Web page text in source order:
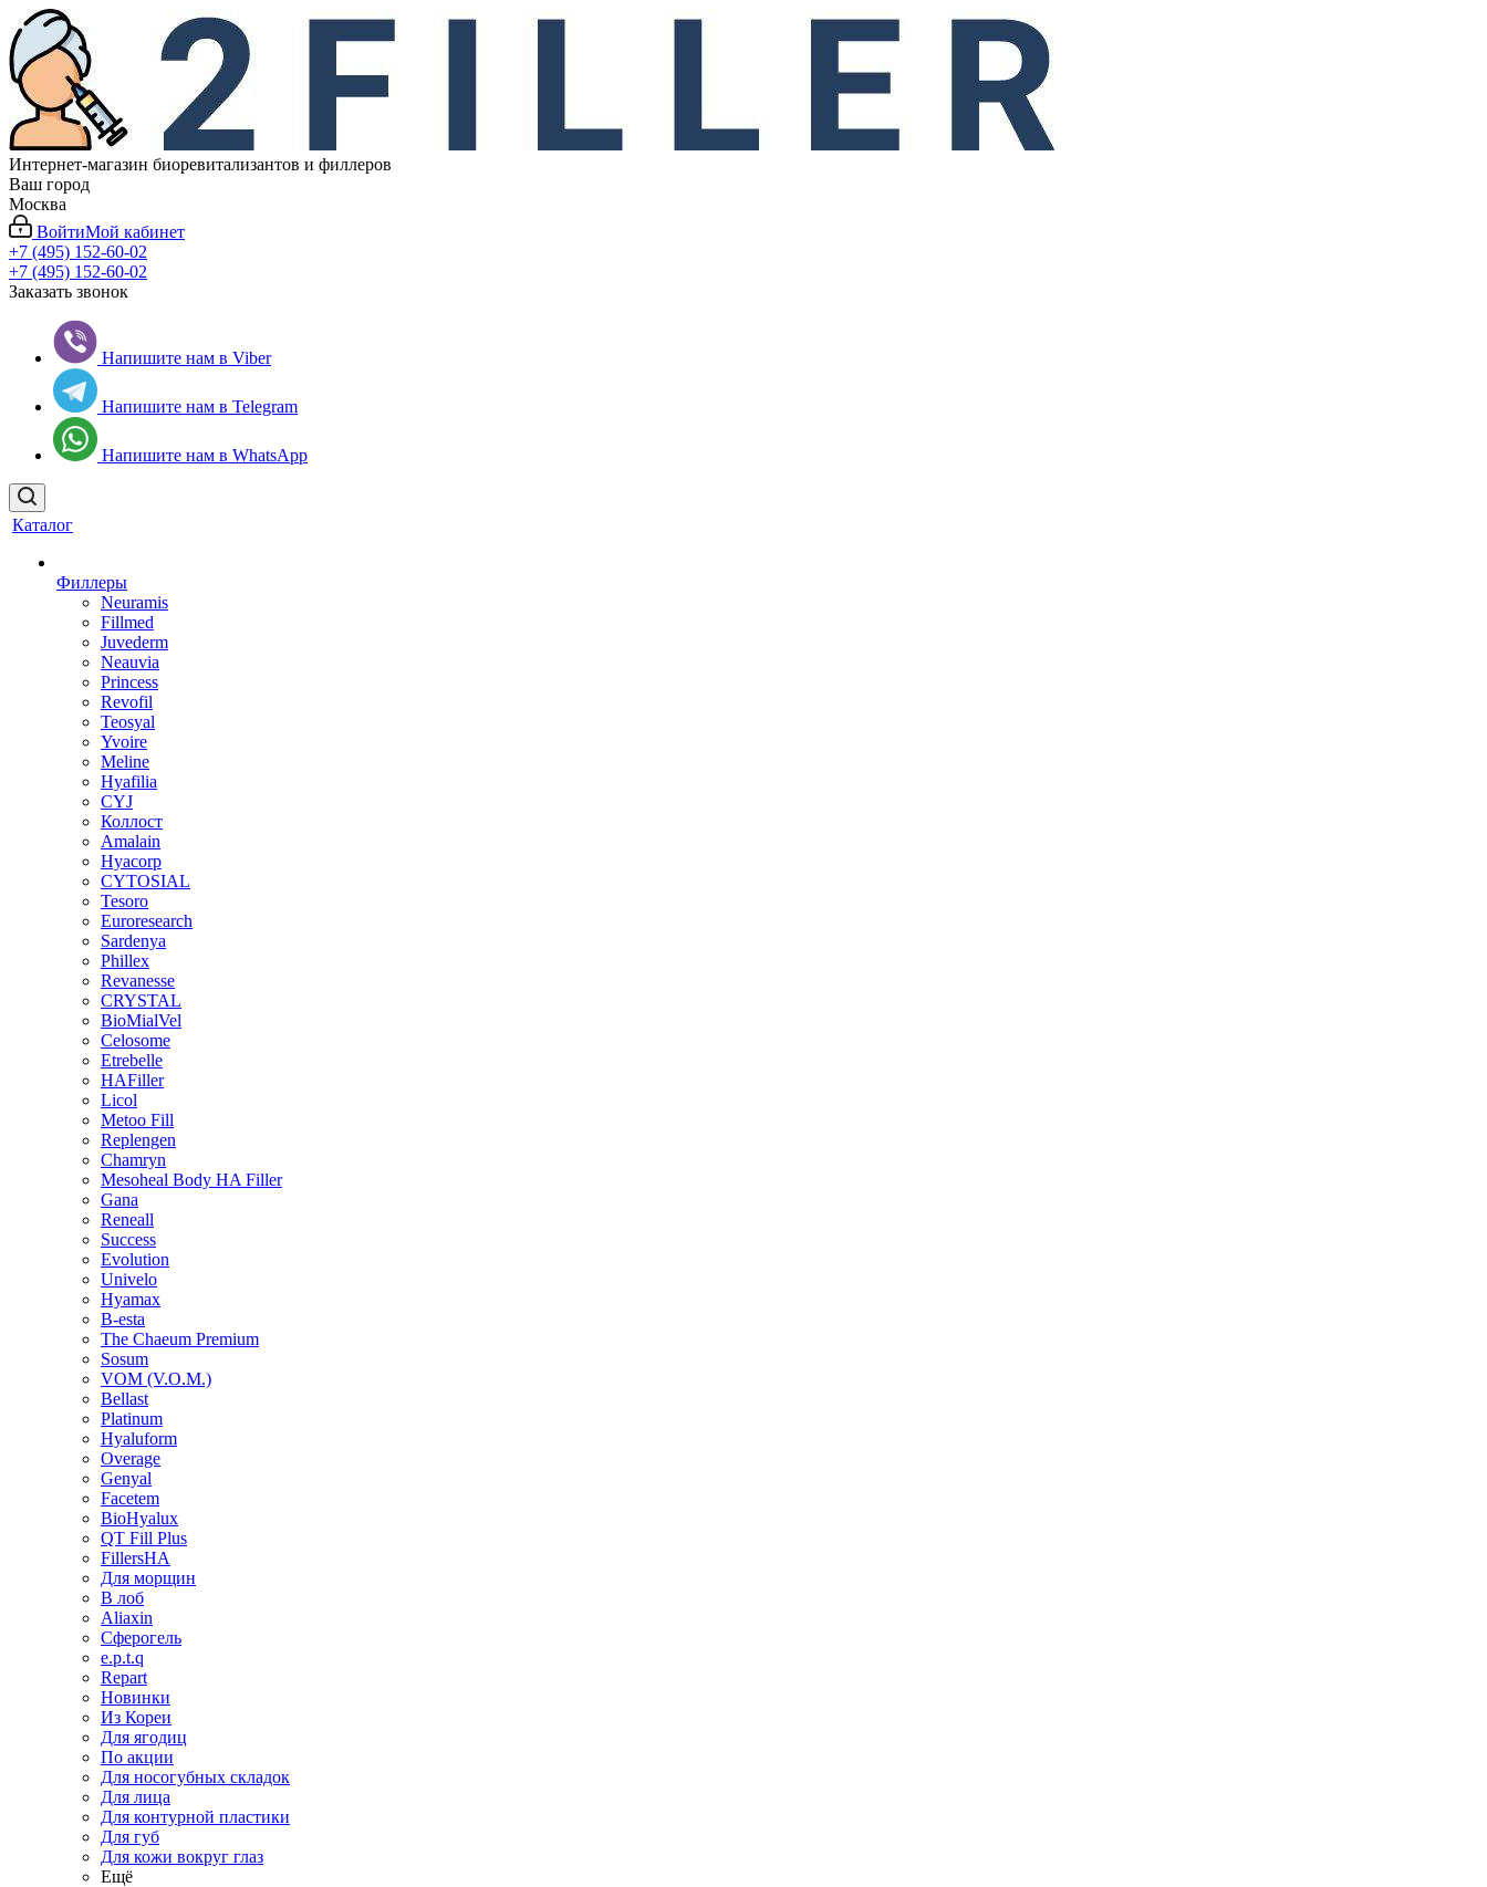
Интернет-магазин биоревитализантов и филлеров
Ваш город
Москва
ВойтиМой кабинет
+7 (495) 152-60-02
+7 (495) 152-60-02
Заказать звонок
Напишите нам в Viber
Напишите нам в Telegram
Напишите нам в WhatsApp
Каталог
Филлеры
Neuramis
Fillmed
Juvederm
Neauvia
Princess
Revofil
Teosyal
Yvoire
Meline
Hyafilia
CYJ
Коллост
Amalain
Hyacorp
CYTOSIAL
Tesoro
Euroresearch
Sardenya
Phillex
Revanesse
CRYSTAL
BioMialVel
Celosome
Etrebelle
HAFiller
Licol
Metoo Fill
Replengen
Chamryn
Mesoheal Body HA Filler
Gana
Reneall
Success
Evolution
Univelo
Hyamax
B-esta
The Chaeum Premium
Sosum
VOM (V.O.M.)
Bellast
Platinum
Hyaluform
Overage
Genyal
Facetem
BioHyalux
QT Fill Plus
FillersHA
Для морщин
В лоб
Aliaxin
Сферогель
e.p.t.q
Repart
Новинки
Из Кореи
Для ягодиц
По акции
Для носогубных складок
Для лица
Для контурной пластики
Для губ
Для кожи вокруг глаз
Ещё